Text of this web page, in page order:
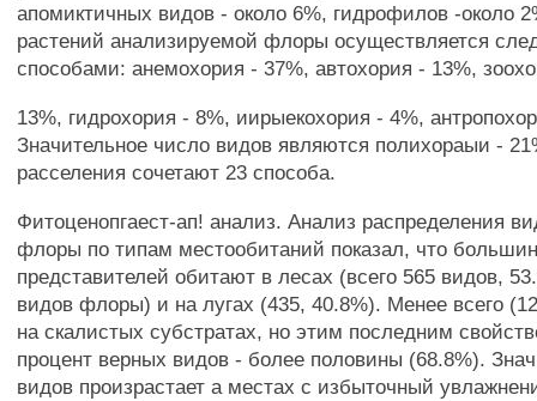
апомиктичных видов - около 6%, гидрофилов -около
растений анализируемой флоры осуществляется
способами: анемохория - 37%, автохория - 13%,
13%, гидрохория - 8%, иирыекохория - 4%,
Значительное число видов являются полихораыи -
расселения сочетают 23 способа.
Фитоценопгаест-ап! анализ. Анализ распределения
флоры по типам местообитаний показал, что
представителей обитают в лесах (всего 565 видов,
видов флоры) и на лугах (435, 40.8%). Менее всего
на скалистых субстратах, но этим последним
процент верных видов - более половины (68.8%).
видов произрастает а местах с избыточный